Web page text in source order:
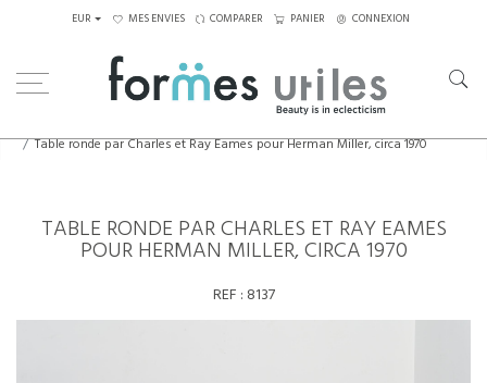
EUR MES ENVIES COMPARER PANIER CONNEXION
Table ronde par Charles et Ray Eames pour Herman Miller, circa 1970
TABLE RONDE PAR CHARLES ET RAY EAMES
POUR HERMAN MILLER, CIRCA 1970
REF : 8137